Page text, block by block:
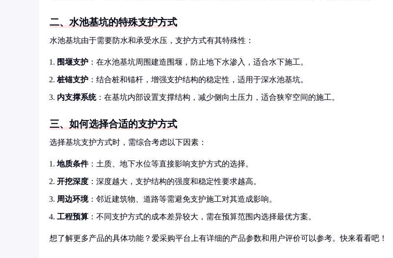
二、水池基坑的特殊支护方式
水池基坑由于需要防水和承受水压，支护方式有其特殊性：
围堰支护 ：在水池基坑周围建造围堰，防止地下水渗入，适合水下施工。
桩锚支护 ：结合桩和锚杆，增强支护结构的稳定性，适用于深水池基坑。
内支撑系统：在基坑内部设置支撑结构，减少侧向土压力，适合狭窄空间的施工。
三、如何选择合适的支护方式
选择基坑支护方式时，需综合考虑以下因素：
地质条件：土质、地下水位等直接影响支护方式的选择。
开挖深度 ：深度越大，支护结构的强度和稳定性要求越高。
周边环境：邻近建筑物、道路等需避免支护施工对其造成影响。
工程预算 ：不同支护方式的成本差异较大，需在预算范围内选择最优方案。
想了解更多产品的具体功能？爱采购平台上有详细的产品参数和用户评价可以参考。快来看看吧！